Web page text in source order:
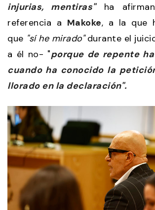
injurias, mentiras"ha
referencia a Makoke, a la que
que "sí he mirado"durante el
a él no- "porque de repente
cuando ha conocido la
llorado en la declaración".